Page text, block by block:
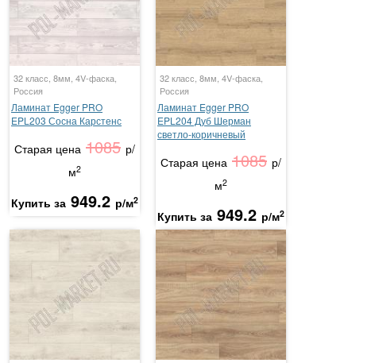
32 класс, 8мм, 4V-фаска,
Россия
Ламинат Egger PRO
EPL203 Сосна Карстенс
Старая цена 1085 р/
м2
Купить за 949.2 р/м2
32 класс, 8мм, 4V-фаска,
Россия
Ламинат Egger PRO
EPL204 Дуб Шерман
светло-коричневый
Старая цена 1085 р/
м2
Купить за 949.2 р/м2